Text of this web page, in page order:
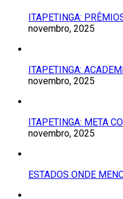
ITAPETINGA:
novembro, 2025
ITAPETINGA:
novembro, 2025
ITAPETINGA: META
novembro, 2025
ESTADOS ONDE